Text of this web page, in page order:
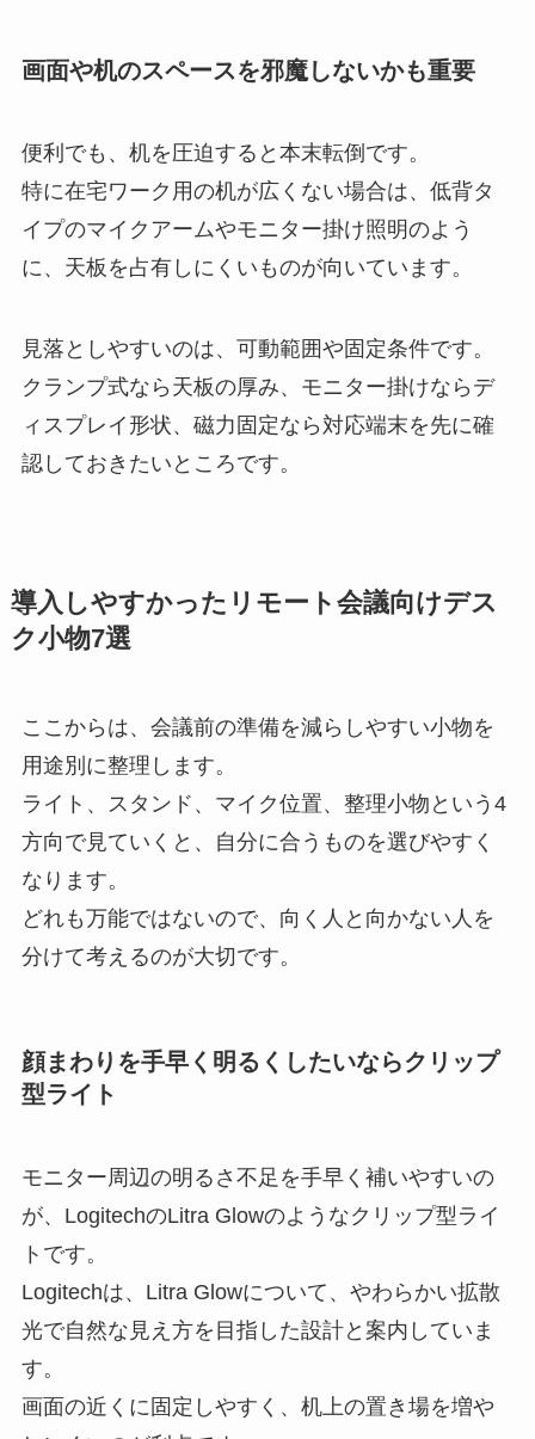
画面や机のスペースを邪魔しないかも重要
便利でも、机を圧迫すると本末転倒です。
特に在宅ワーク用の机が広くない場合は、低背タ
イプのマイクアームやモニター掛け照明のよう
に、天板を占有しにくいものが向いています。
見落としやすいのは、可動範囲や固定条件です。
クランプ式なら天板の厚み、モニター掛けならデ
ィスプレイ形状、磁力固定なら対応端末を先に確
認しておきたいところです。
導入しやすかったリモート会議向けデス
ク小物7選
ここからは、会議前の準備を減らしやすい小物を
用途別に整理します。
ライト、スタンド、マイク位置、整理小物という4
方向で見ていくと、自分に合うものを選びやすく
なります。
どれも万能ではないので、向く人と向かない人を
分けて考えるのが大切です。
顔まわりを手早く明るくしたいならクリップ
型ライト
モニター周辺の明るさ不足を手早く補いやすいの
が、LogitechのLitra Glowのようなクリップ型ライ
トです。
Logitechは、Litra Glowについて、やわらかい拡散
光で自然な見え方を目指した設計と案内していま
す。
画面の近くに固定しやすく、机上の置き場を増や